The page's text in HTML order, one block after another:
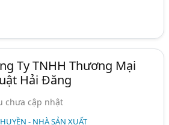
Ty TNHH Thương Mại
Hải Đăng
chưa cập nhật
- NHÀ SẢN XUẤT